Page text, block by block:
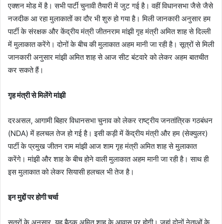
एक्शन मोड में है। सभी पार्टी चुनावी तैयारी में जुट गई है। वहीं विधानसभा जैसे जैसे
नजदीक आ रहा मुलाकातों का दौर भी शुरु हो गया है। मिली जानकारी अनुसार हम
पार्टी के संरक्षक और केंद्रीय मंत्री जीतनराम मांझी गृह मंत्री अमित शाह से दिल्ली
में मुलाकात करेंगे। दोनों के बीच की मुलाकात अहम मानी जा रही है। सूत्रों से मिली
जानकारी अनुसार मांझी अमित शाह से आज सीट बंटवारे को लेकर अहम बातचीत
कर सकते हैं।
गृह मंत्री से मिलेंगे मांझी
दरअसल, आगामी बिहार विधानसभा चुनाव को लेकर राष्ट्रीय जनतांत्रिक गठबंधन
(NDA) में हलचल तेज हो गई है। इसी कड़ी में केंद्रीय मंत्री और हम (सेक्युलर)
पार्टी के प्रमुख जीतन राम मांझी आज शाम गृह मंत्री अमित शाह से मुलाकात
करेंगे। मांझी और शाह के बीच होने वाली मुलाकात अहम मानी जा रही है। साथ ही
इस मुलाकात को लेकर सियासी हलचल भी तेज है।
इन मुद्दों पर होगी चर्चा
सूत्रों के अनुसार, यह बैठक अमित शाह के आवास पर होगी। जहां दोनों नेताओं के